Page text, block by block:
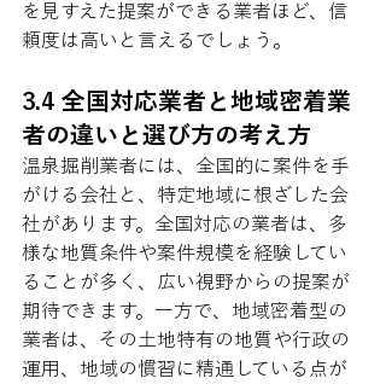
を見すえた提案ができる業者ほど、信
頼度は高いと言えるでしょう。
3.4 全国対応業者と地域密着業
者の違いと選び方の考え方
温泉掘削業者には、全国的に案件を手
がける会社と、特定地域に根ざした会
社があります。全国対応の業者は、多
様な地質条件や案件規模を経験してい
ることが多く、広い視野からの提案が
期待できます。一方で、地域密着型の
業者は、その土地特有の地質や行政の
運用、地域の慣習に精通している点が